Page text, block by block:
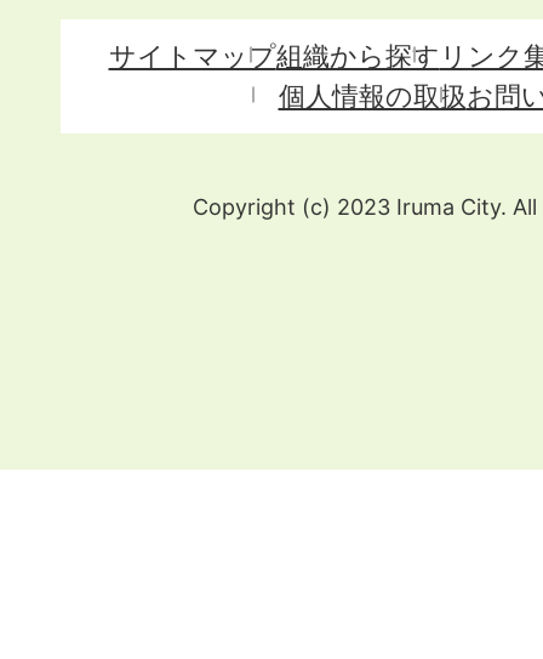
サイトマップ組織から探す リンク
個人情報の取扱お問
Copyright (c) 2023 Iruma City. All